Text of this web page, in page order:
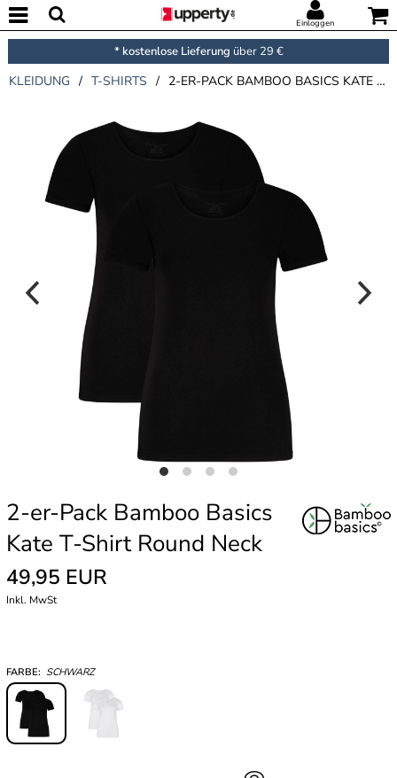
Einloggen
* kostenlose Lieferung über 29 €
KLEIDUNG / T-SHIRTS / 2-ER-PACK BAMBOO BASICS KATE T-SHIRT ROUND NECK
2-er-Pack Bamboo Basics
Kate T-Shirt Round Neck
49,95 EUR
Inkl. MwSt
FARBE: SCHWARZ